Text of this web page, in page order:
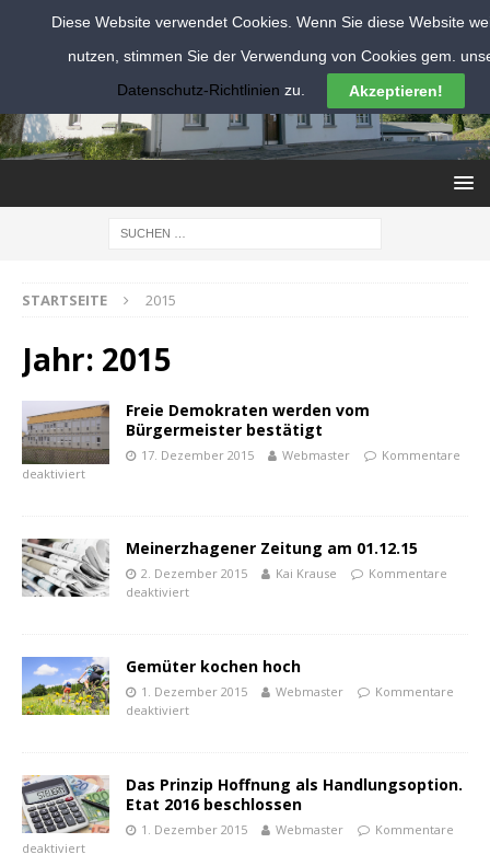
STARTSEITE 2015
Jahr: 2015
Freie Demokraten werden vom
Bürgermeister bestätigt
17. Dezember 2015 Webmaster
Kommentare
deaktiviert
Meinerzhagener Zeitung am 01.12.15
2. Dezember 2015 Kai Krause
Kommentare
deaktiviert
Gemüter kochen hoch
1. Dezember 2015 Webmaster
Kommentare
deaktiviert
Das Prinzip Hoffnung als Handlungsoption.
Etat 2016 beschlossen
1. Dezember 2015 Webmaster
Kommentare
deaktiviert
Diese Website verwendet Cookies. Wenn Sie diese Website
nutzen, stimmen Sie der Verwendung von Cookies gem.
Datenschutz-Richtlinien zu. Akzeptieren!